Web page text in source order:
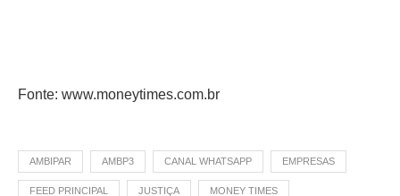
Fonte: www.moneytimes.com.br
AMBIPAR AMBP3 CANAL WHATSAPP EMPRESAS
FEED PRINCIPAL JUSTIÇA MONEY TIMES